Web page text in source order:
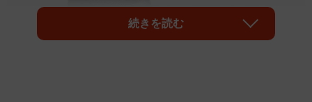
続きを読む